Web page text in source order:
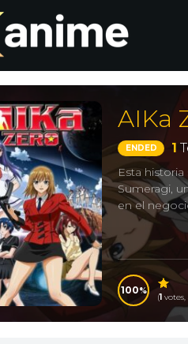
AIKa
ENDED 1
Esta
Sumeragi,
en el
100
(1